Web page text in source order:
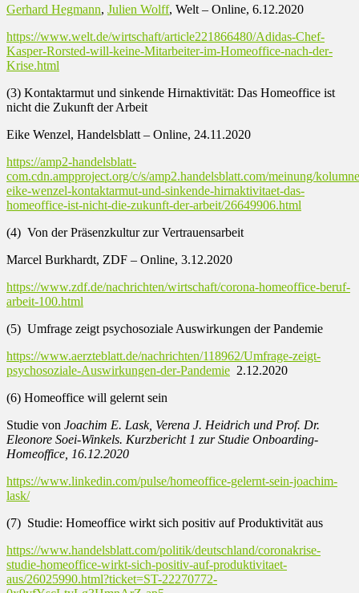
Gerhard Hegmann, Julien Wolff, Welt – Online, 6.12.2020
https://www.welt.de/wirtschaft/article221866480/Adidas-Chef-
Kasper-Rorsted-will-keine-Mitarbeiter-im-Homeoffice-nach-der-
Krise.html
(3) Kontaktarmut und sinkende Hirnaktivität: Das Homeoffice ist
nicht die Zukunft der Arbeit
Eike Wenzel, Handelsblatt – Online, 24.11.2020
https://amp2-handelsblatt-
com.cdn.ampproject.org/c/s/amp2.handelsblatt.com/meinung/
eike-wenzel-kontaktarmut-und-sinkende-hirnaktivitaet-das-
homeoffice-ist-nicht-die-zukunft-der-arbeit/26649906.html
(4) Von der Präsenzkultur zur Vertrauensarbeit
Marcel Burkhardt, ZDF – Online, 3.12.2020
https://www.zdf.de/nachrichten/wirtschaft/corona-homeoffice-beruf-
arbeit-100.html
(5) Umfrage zeigt psychosoziale Auswirkungen der Pandemie
https://www.aerzteblatt.de/nachrichten/118962/Umfrage-zeigt-
psychosoziale-Auswirkungen-der-Pandemie 2.12.2020
(6) Homeoffice will gelernt sein
Studie von Joachim E. Lask, Verena J. Heidrich und Prof. Dr.
Eleonore Soei-Winkels. Kurzbericht 1 zur Studie Onboarding-
Homeoffice, 16.12.2020
https://www.linkedin.com/pulse/homeoffice-gelernt-sein-joachim-
lask/
(7) Studie: Homeoffice wirkt sich positiv auf Produktivität aus
https://www.handelsblatt.com/politik/deutschland/coronakrise-
studie-homeoffice-wirkt-sich-positiv-auf-produktivitaet-
aus/26025990.html?ticket=ST-22270772-